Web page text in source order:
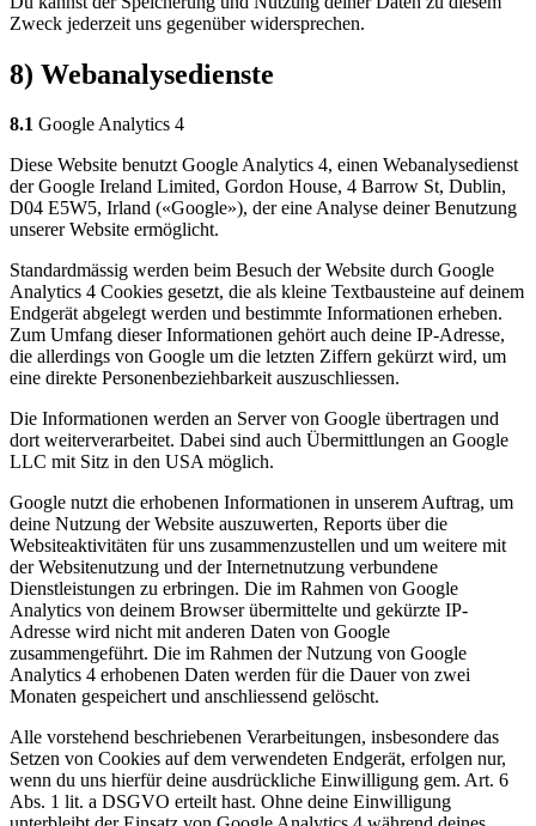
Zweck jederzeit uns gegenüber widersprechen.
8) Webanalysedienste
8.1 Google Analytics 4
Diese Website benutzt Google Analytics 4, einen Webanalysedienst
der Google Ireland Limited, Gordon House, 4 Barrow St, Dublin,
D04 E5W5, Irland («Google»), der eine Analyse deiner Benutzung
unserer Website ermöglicht.
Standardmässig werden beim Besuch der Website durch Google
Analytics 4 Cookies gesetzt, die als kleine Textbausteine auf deinem
Endgerät abgelegt werden und bestimmte Informationen erheben.
Zum Umfang dieser Informationen gehört auch deine IP-Adresse,
die allerdings von Google um die letzten Ziffern gekürzt wird, um
eine direkte Personenbeziehbarkeit auszuschliessen.
Die Informationen werden an Server von Google übertragen und
dort weiterverarbeitet. Dabei sind auch Übermittlungen an Google
LLC mit Sitz in den USA möglich.
Google nutzt die erhobenen Informationen in unserem Auftrag, um
deine Nutzung der Website auszuwerten, Reports über die
Websiteaktivitäten für uns zusammenzustellen und um weitere mit
der Websitenutzung und der Internetnutzung verbundene
Dienstleistungen zu erbringen. Die im Rahmen von Google
Analytics von deinem Browser übermittelte und gekürzte IP-
Adresse wird nicht mit anderen Daten von Google
zusammengeführt. Die im Rahmen der Nutzung von Google
Analytics 4 erhobenen Daten werden für die Dauer von zwei
Monaten gespeichert und anschliessend gelöscht.
Alle vorstehend beschriebenen Verarbeitungen, insbesondere das
Setzen von Cookies auf dem verwendeten Endgerät, erfolgen nur,
wenn du uns hierfür deine ausdrückliche Einwilligung gem. Art. 6
Abs. 1 lit. a DSGVO erteilt hast. Ohne deine Einwilligung